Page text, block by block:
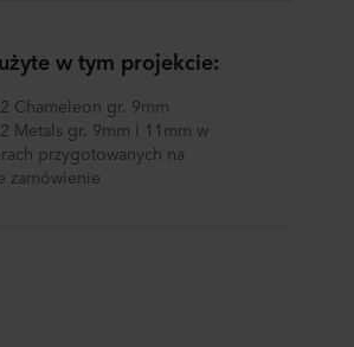
w tym projekcie:
Chameleon gr. 9mm
Metals gr. 9mm i 11mm w
przygotowanych na
zamówienie